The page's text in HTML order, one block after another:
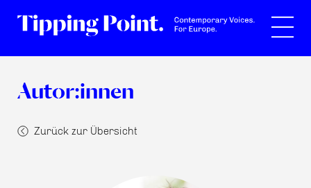
Autor:innen
Zurück zur Übersicht